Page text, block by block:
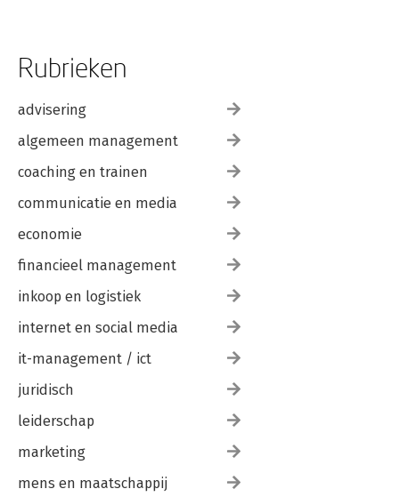
Rubrieken
advisering
algemeen management
coaching en trainen
communicatie en media
economie
financieel management
inkoop en logistiek
internet en social media
it-management / ict
juridisch
leiderschap
marketing
mens en maatschappij